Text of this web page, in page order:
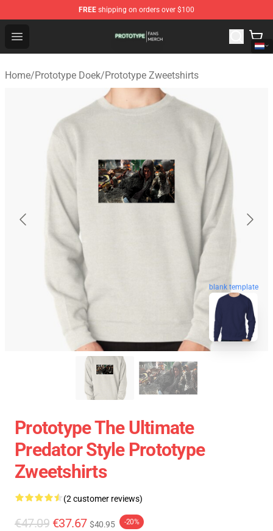
FREE shipping on orders over $100
Open menu
Prototype Shop - Official Prototype Merchandise Store
Home/Prototype Doek/Prototype Zweetshirts
blank template
Prototype The Ultimate
Predator Style Prototype
Zweetshirts
(2 customer reviews)
€47.09 €37.67 $40.95 -20%